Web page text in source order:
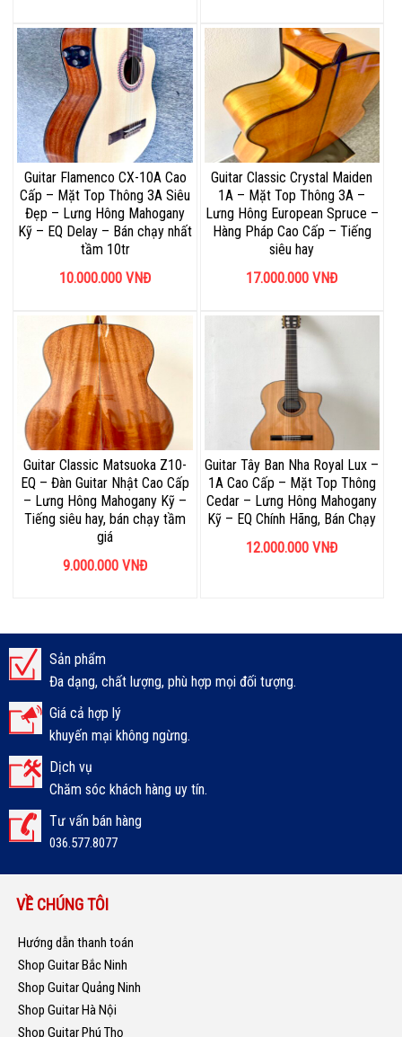
Guitar Flamenco CX-10A Cao
Cấp – Mặt Top Thông 3A Siêu
Đẹp – Lưng Hông Mahogany
Kỹ – EQ Delay – Bán chạy nhất
tầm 10tr
10.000.000 VNĐ
Guitar Classic Crystal Maiden
1A – Mặt Top Thông 3A –
Lưng Hông European Spruce –
Hàng Pháp Cao Cấp – Tiếng
siêu hay
17.000.000 VNĐ
Guitar Classic Matsuoka Z10-
EQ – Đàn Guitar Nhật Cao Cấp
– Lưng Hông Mahogany Kỹ –
Tiếng siêu hay, bán chạy tầm
giá
9.000.000 VNĐ
Guitar Tây Ban Nha Royal Lux –
1A Cao Cấp – Mặt Top Thông
Cedar – Lưng Hông Mahogany
Kỹ – EQ Chính Hãng, Bán Chạy
12.000.000 VNĐ
Sản phẩm
Đa dạng, chất lượng, phù hợp mọi đối tượng.
Giá cả hợp lý
khuyến mại không ngừng.
Dịch vụ
Chăm sóc khách hàng uy tín.
Tư vấn bán hàng
036.577.8077
VỀ CHÚNG TÔI
Hướng dẫn thanh toán
Shop Guitar Bắc Ninh
Shop Guitar Quảng Ninh
Shop Guitar Hà Nội
Shop Guitar Phú Thọ